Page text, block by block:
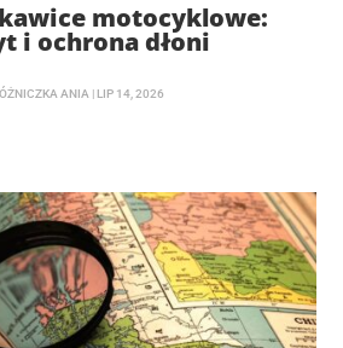
motocyklowe:
i ochrona dłoni
ANIA LIP 14, 2026